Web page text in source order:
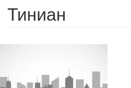
Тиниан